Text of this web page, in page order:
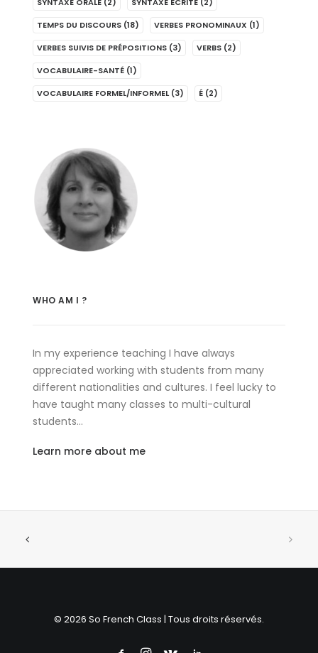
TEMPS DU DISCOURS (18) VERBES PRONOMINAUX (1)
VERBES SUIVIS DE PRÉPOSITIONS (3) VERBS (2)
VOCABULAIRE-SANTÉ (1)
VOCABULAIRE FORMEL/INFORMEL (3) É (2)
WHO AM I ?
In my experience teaching I have always
appreciated working with students from many
different nationalities and cultures. I feel lucky to
have taught many classes to multi-cultural
students…
Learn more about me
© 2026 So French Class | Tous droits réservés.